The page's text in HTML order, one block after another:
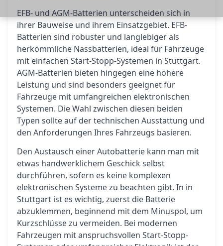
EFB- und AGM-Batterien unterscheiden sich in
ihrer Bauweise und ihrem Einsatzgebiet. EFB-
Batterien sind robuster und langlebiger als
herkömmliche Nassbatterien, ideal für Fahrzeuge
mit einfachen Start-Stopp-Systemen in Stuttgart.
AGM-Batterien bieten hingegen eine höhere
Leistung und sind besonders geeignet für
Fahrzeuge mit umfangreichen elektronischen
Systemen. Die Wahl zwischen diesen beiden
Typen sollte auf der technischen Ausstattung und
den Anforderungen Ihres Fahrzeugs basieren.
Den Austausch einer Autobatterie kann man mit
etwas handwerklichem Geschick selbst
durchführen, sofern es keine komplexen
elektronischen Systeme zu beachten gibt. In in
Stuttgart ist es wichtig, zuerst die Batterie
abzuklemmen, beginnend mit dem Minuspol, um
Kurzschlüsse zu vermeiden. Bei modernen
Fahrzeugen mit anspruchsvollen Start-Stopp-